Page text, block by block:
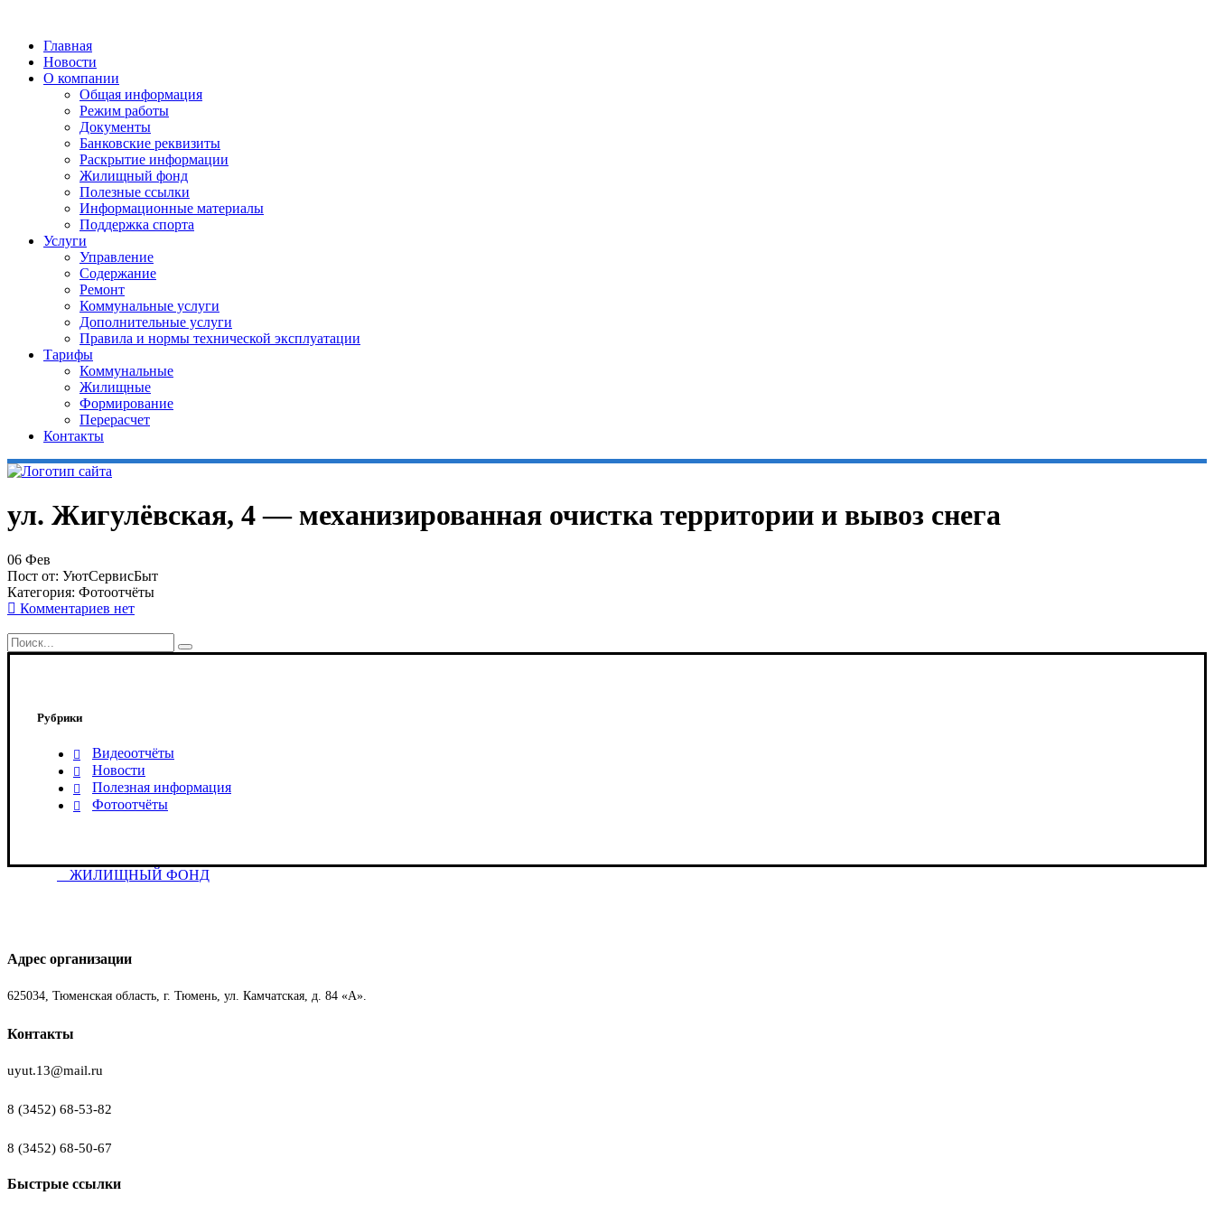
Главная
Новости
О компании
Общая информация
Режим работы
Документы
Банковские реквизиты
Раскрытие информации
Жилищный фонд
Полезные ссылки
Информационные материалы
Поддержка спорта
Услуги
Управление
Содержание
Ремонт
Коммунальные услуги
Дополнительные услуги
Правила и нормы технической эксплуатации
Тарифы
Коммунальные
Жилищные
Формирование
Перерасчет
Контакты
ул. Жигулёвская, 4 — механизированная очистка территории и вывоз снега
06 Фев
Пост от: УютСервисБыт
Категория: Фотоотчёты
Комментариев нет
Рубрики
Видеоотчёты
Новости
Полезная информация
Фотоотчёты
ЖИЛИЩНЫЙ ФОНД
Адрес организации
625034, Тюменская область, г. Тюмень, ул. Камчатская, д. 84 «А».
Контакты
uyut.13@mail.ru
8 (3452) 68-53-82
8 (3452) 68-50-67
Быстрые ссылки